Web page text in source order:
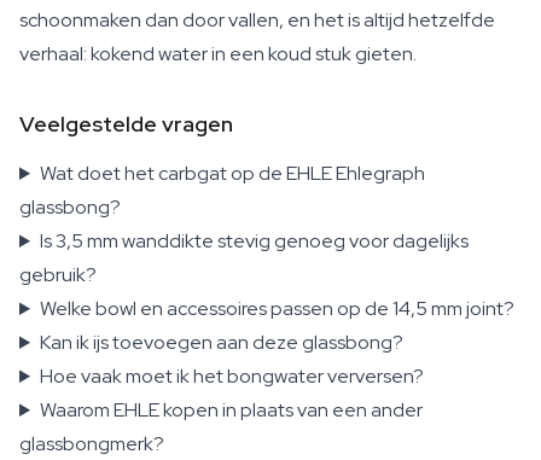
schoonmaken dan door vallen, en het is altijd hetzelfde
verhaal: kokend water in een koud stuk gieten.
Veelgestelde vragen
Wat doet het carbgat op de EHLE Ehlegraph
glassbong?
Is 3,5 mm wanddikte stevig genoeg voor dagelijks
gebruik?
Welke bowl en accessoires passen op de 14,5 mm joint?
Kan ik ijs toevoegen aan deze glassbong?
Hoe vaak moet ik het bongwater verversen?
Waarom EHLE kopen in plaats van een ander
glassbongmerk?